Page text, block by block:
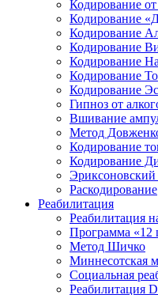
Кодирование
Кодирование
Кодирование
Кодирование
Кодирование
Кодирование
Кодирование
Гипноз от
Вшивание
Метод
Кодирование
Кодирование
Эриксоновский
Раскодирование
Реабилитация
Реабилитация
Программа «12
Метод Шичко
Миннесотская
Социальная
Реабилитация